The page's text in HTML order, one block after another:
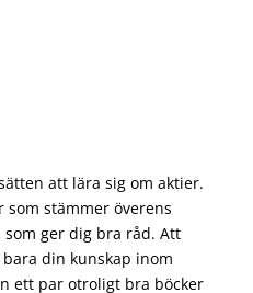
att lära sig om aktier.
som stämmer överens
ger dig bra råd. Att
din kunskap inom
ett par otroligt bra böcker